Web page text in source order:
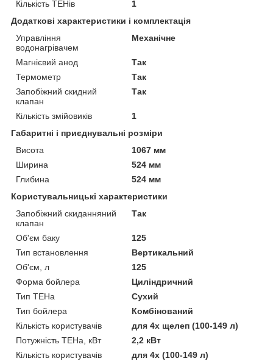
Кількість ТЕНів
1
Додаткові характеристики і комплектація
Управління
водонагрівачем
Механічне
Магнієвий анод
Так
Термометр
Так
Запобіжний скидний
клапан
Так
Кількість змійовиків
1
Габаритні і приєднувальні розміри
Висота
1067 мм
Ширина
524 мм
Глибина
524 мм
Користувальницькі характеристики
Запобіжний скиданняний
клапан
Так
Об'єм баку
125
Тип встановлення
Вертикальний
Об'єм, л
125
Форма бойлера
Циліндричний
Тип ТЕНа
Сухий
Тип бойлера
Комбінований
Кількість користувачів
для 4х щелеп (100-149 л)
Потужність ТЕНа, кВт
2,2 кВт
Кількість користувачів
для 4х (100-149 л)